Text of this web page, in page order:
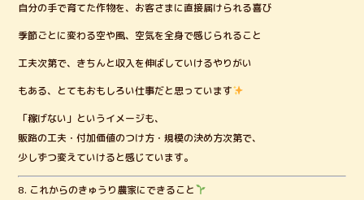
自分の手で育てた作物を、お客さまに直接届けられる喜び
季節ごとに変わる空や風、空気を全身で感じられること
工夫次第で、きちんと収入を伸ばしていけるやりがい
もある、とてもおもしろい仕事だと思っています
「稼げない」というイメージも、
販路の工夫・付加価値のつけ方・規模の決め方次第で、
少しずつ変えていけると感じています。
8. これからのきゅうり農家にできること